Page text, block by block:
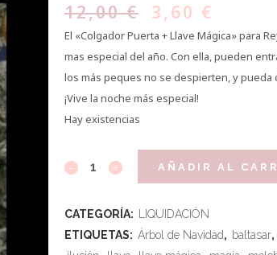
12,00€ 3,60 €
El «Colgador Puerta + Llave Mágica» para
mas especial del año. Con ella, pueden
los más peques no se despierten, y pueda
¡Vive la noche más especial!
Hay existencias
AÑADIR AL
CATEGORÍA:
LIQUIDACIÓN
ETIQUETAS: Árbol de Navidad, baltasar,